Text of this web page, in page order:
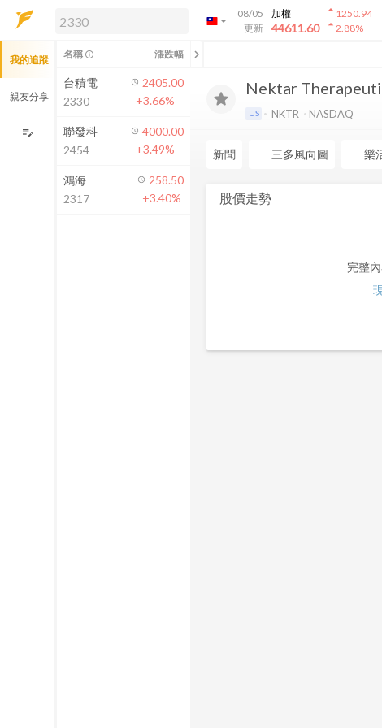
arrow_drop_down
08/05
更新
加權
44611.60
arrow_drop_up1250.94
arrow_drop_up2.88%
解鎖即時行情及進階功能
方案」，即可解鎖以下功能：
即時行情
即時市況與排行
成交金額熱力圖
前往方案訂閱
如何綁定合作券商
Nektar
US NKTR NASDAQ
新聞 三多風向圖 樂
股價走勢
完整
我的追蹤
親友分享
edit_note
名稱 info_outline 漲跌幅 chevron_left
台積電
2330
2405.00
+3.66%
聯發科
2454
4000.00
+3.49%
鴻海
2317
258.50
+3.40%